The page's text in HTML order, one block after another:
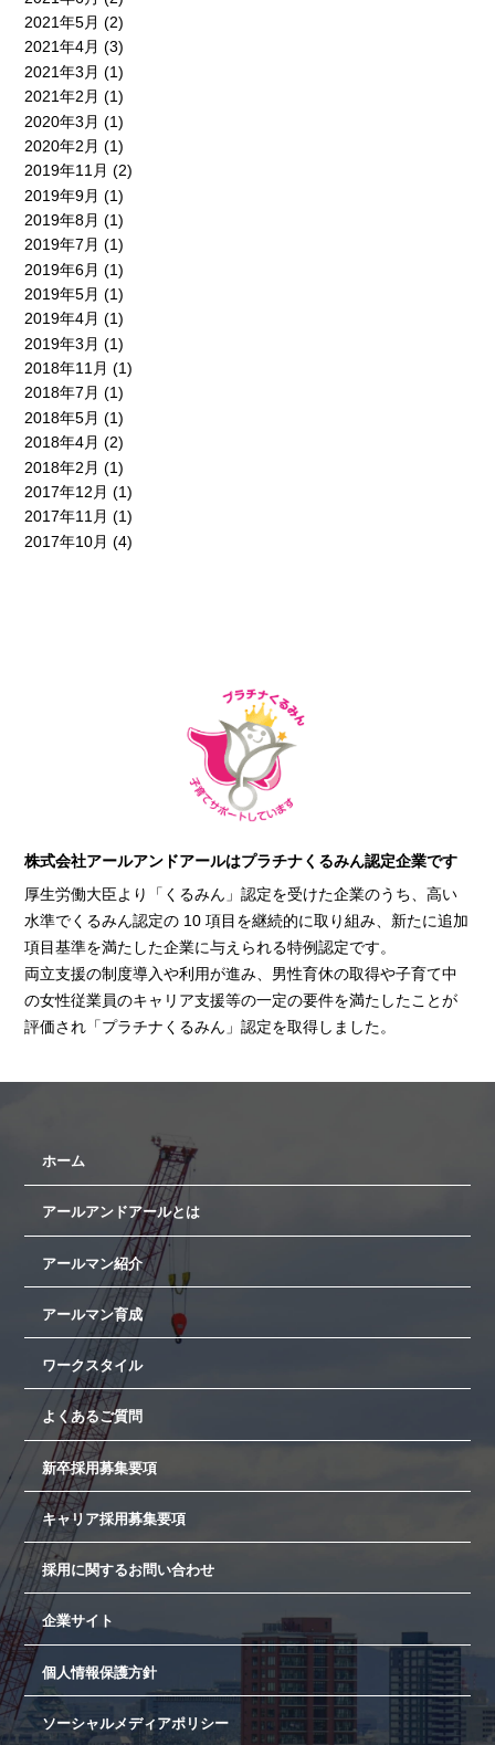
2021年5月 (2)
2021年4月 (3)
2021年3月 (1)
2021年2月 (1)
2020年3月 (1)
2020年2月 (1)
2019年11月 (2)
2019年9月 (1)
2019年8月 (1)
2019年7月 (1)
2019年6月 (1)
2019年5月 (1)
2019年4月 (1)
2019年3月 (1)
2018年11月 (1)
2018年7月 (1)
2018年5月 (1)
2018年4月 (2)
2018年2月 (1)
2017年12月 (1)
2017年11月 (1)
2017年10月 (4)
株式会社アールアンドアールはプラチナくるみん認定企業です
厚生労働大臣より「くるみん」認定を受けた企業のうち、高い
水準でくるみん認定の 10 項目を継続的に取り組み、新たに追加
項目基準を満たした企業に与えられる特例認定です。
両立支援の制度導入や利用が進み、男性育休の取得や子育て中
の女性従業員のキャリア支援等の一定の要件を満たしたことが
評価され「プラチナくるみん」認定を取得しました。
ホーム
アールアンドアールとは
アールマン紹介
アールマン育成
ワークスタイル
よくあるご質問
新卒採用募集要項
キャリア採用募集要項
採用に関するお問い合わせ
企業サイト
個人情報保護方針
ソーシャルメディアポリシー